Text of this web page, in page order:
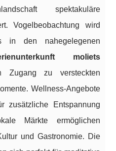
spektakuläre
Vogelbeobachtung wird
in den nahegelegenen
moliets
Zugang zu versteckten
Wellness-Angebote
zusätzliche Entspannung
Märkte ermöglichen
und Gastronomie. Die